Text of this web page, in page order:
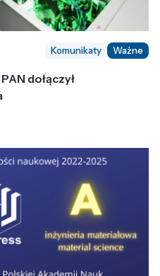
Komunikaty Ważne
dołączył